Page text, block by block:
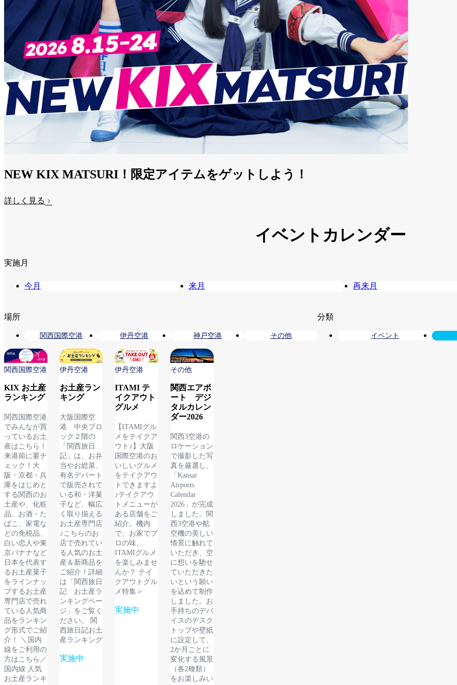
NEW KIX MATSURI！限定アイテムをゲットしよう！
詳しく見る
イベントカレンダー
実施月
今月 来月 再来月
場所
関西国際空港 伊丹空港 神戸空港 その他
分類
イベント
関西国際空港
KIX お土産
ランキング
関西国際空港
でみんなが買
っているお土
産はこちら！
来港前に要チ
ェック！大
阪・京都・兵
庫をはじめと
する関西のお
土産や、化粧
品、お酒・た
ばこ、家電な
どの免税品、
白い恋人や東
京バナナなど
日本を代表す
るお土産菓子
をラインナッ
プするお土産
専門店で売れ
ている人気商
品をランキン
グ形式でご紹
介！ ＼国内
線をご利用の
方はこちら／
国内線 人気
お土産ランキ
伊丹空港
お土産ラン
キング
大阪国際空
港 中央ブロ
ック２階の
「関西旅日
記」は、お弁
当やお総菜、
有名デパート
で販売されて
いる和・洋菓
子など、幅広
く取り揃える
お土産専門店
♪こちらのお
店で売れてい
る人気のお土
産＆新商品を
ご紹介！詳細
は「関西旅日
記 お土産ラ
ンキングペー
ジ」をご覧く
ださい。 関
西旅日記お土
産ランキング
実施中
伊丹空港
ITAMI テ
イクアウト
グルメ
【ITAMIグル
メをテイクア
ウト♪】大阪
国際空港のお
いしいグルメ
をテイクアウ
トできますよ
♪テイクアウ
トメニューが
ある店舗をご
紹介。機内
で、お家でプ
ロの味、
ITAMIグルメ
を楽しみませ
んか？ テイ
クアウトグル
メ特集＞
実施中
その他
関西エアポ
ート デジ
タルカレン
ダー2026
関西3空港の
ロケーション
で撮影した写
真を厳選し、
「Kansai
Airports
Calendar
2026」が完成
しました。関
西3空港や航
空機の美しい
情景に触れて
いただき、空
に想いを馳せ
ていただきた
いという願い
を込めて制作
しました。お
手持ちのデバ
イスのデスク
トップや壁紙
に設定して、
2か月ごとに
変化する風景
（各2種類）
をお楽しみい